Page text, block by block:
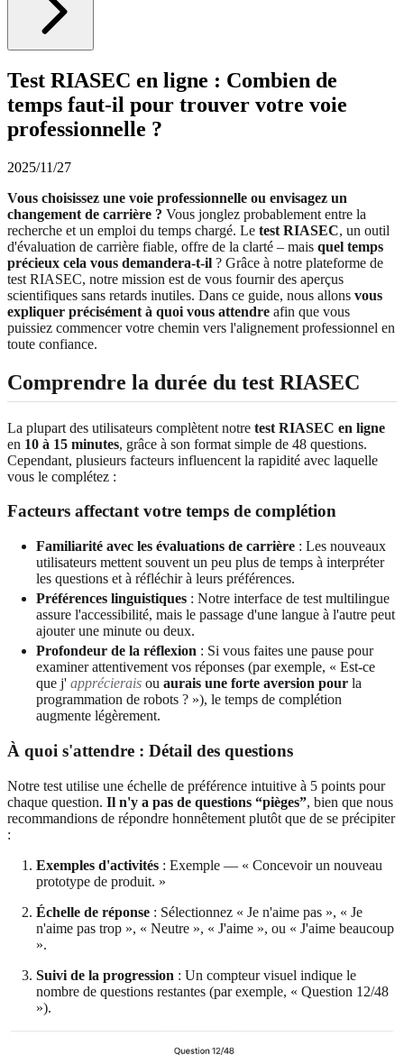
Test RIASEC en ligne : Combien de
temps faut-il pour trouver votre voie
professionnelle ?
2025/11/27
Vous choisissez une voie professionnelle ou envisagez un
changement de carrière ? Vous jonglez probablement entre la
recherche et un emploi du temps chargé. Le test RIASEC, un outil
d'évaluation de carrière fiable, offre de la clarté – mais quel temps
précieux cela vous demandera-t-il ? Grâce à notre plateforme de
test RIASEC, notre mission est de vous fournir des aperçus
scientifiques sans retards inutiles. Dans ce guide, nous allons vous
expliquer précisément à quoi vous attendre afin que vous
puissiez commencer votre chemin vers l'alignement professionnel en
toute confiance.
Comprendre la durée du test RIASEC
La plupart des utilisateurs complètent notre test RIASEC en ligne
en 10 à 15 minutes, grâce à son format simple de 48 questions.
Cependant, plusieurs facteurs influencent la rapidité avec laquelle
vous le complétez :
Facteurs affectant votre temps de complétion
Familiarité avec les évaluations de carrière : Les nouveaux
utilisateurs mettent souvent un peu plus de temps à interpréter
les questions et à réfléchir à leurs préférences.
Préférences linguistiques : Notre interface de test multilingue
assure l'accessibilité, mais le passage d'une langue à l'autre peut
ajouter une minute ou deux.
Profondeur de la réflexion : Si vous faites une pause pour
examiner attentivement vos réponses (par exemple, « Est-ce
que j' apprécierais ou aurais une forte aversion pour la
programmation de robots ? »), le temps de complétion
augmente légèrement.
À quoi s'attendre : Détail des questions
Notre test utilise une échelle de préférence intuitive à 5 points pour
chaque question. Il n'y a pas de questions “pièges”, bien que nous
recommandions de répondre honnêtement plutôt que de se précipiter
:
Exemples d'activités : Exemple — « Concevoir un nouveau
prototype de produit. »
Échelle de réponse : Sélectionnez « Je n'aime pas », « Je
n'aime pas trop », « Neutre », « J'aime », ou « J'aime beaucoup
».
Suivi de la progression : Un compteur visuel indique le
nombre de questions restantes (par exemple, « Question 12/48
»).